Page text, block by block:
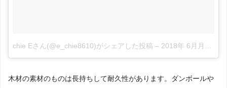
chie Eさん(@e_chie8610)がシェアした投稿 – 2018年 6月月16日午後9時57分PDT
木材の素材のものは長持ちして耐久性があります。ダンボールや